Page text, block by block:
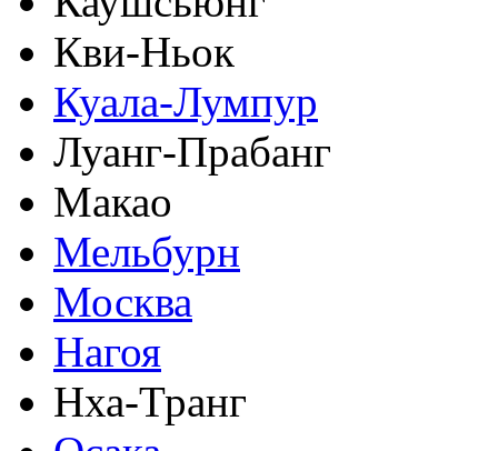
Кви-Ньок
Куала-Лумпур
Луанг-Прабанг
Макао
Мельбурн
Москва
Нагоя
Нха-Транг